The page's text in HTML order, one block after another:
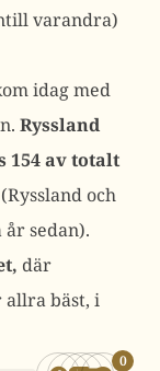
varandra)
idag med
Ryssland
154 av totalt
och
sedan).
där
allra bäst, i
0